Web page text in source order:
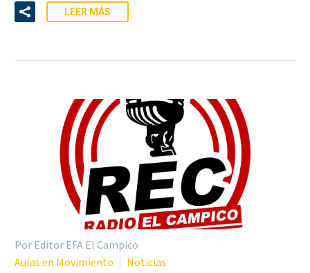
LEER MÁS
Por Editor EFA El Campico
Aulas en Movimiento
Noticias